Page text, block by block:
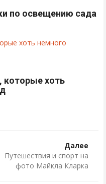
по освещению сада
которые хоть
Далее
Путешествия и спорт на
фото Майкла Кларка